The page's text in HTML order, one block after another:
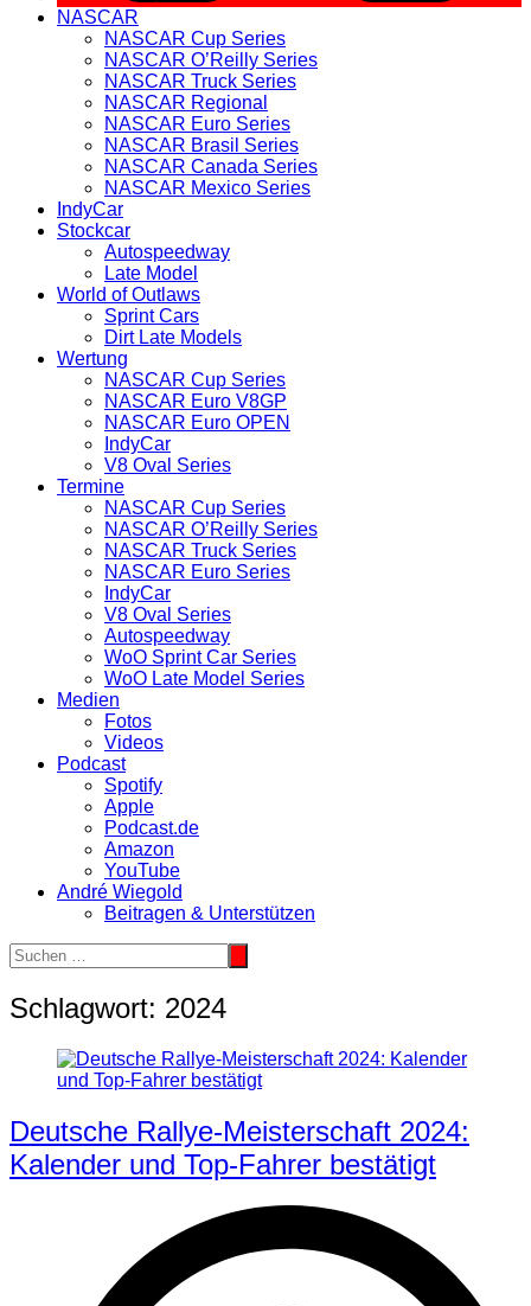
NASCAR
NASCAR Cup Series
NASCAR O’Reilly Series
NASCAR Truck Series
NASCAR Regional
NASCAR Euro Series
NASCAR Brasil Series
NASCAR Canada Series
NASCAR Mexico Series
IndyCar
Stockcar
Autospeedway
Late Model
World of Outlaws
Sprint Cars
Dirt Late Models
Wertung
NASCAR Cup Series
NASCAR Euro V8GP
NASCAR Euro OPEN
IndyCar
V8 Oval Series
Termine
NASCAR Cup Series
NASCAR O’Reilly Series
NASCAR Truck Series
NASCAR Euro Series
IndyCar
V8 Oval Series
Autospeedway
WoO Sprint Car Series
WoO Late Model Series
Medien
Fotos
Videos
Podcast
Spotify
Apple
Podcast.de
Amazon
YouTube
André Wiegold
Beitragen & Unterstützen
Schlagwort: 2024
Deutsche Rallye-Meisterschaft 2024:
Kalender und Top-Fahrer bestätigt